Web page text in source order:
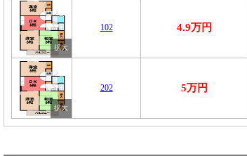
102 4.9万円
202 5万円